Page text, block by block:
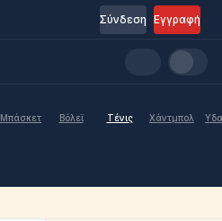
Εγγραφή
Σύνδεση
Μπάσκετ Βόλεϊ Τένις Χάντμπολ